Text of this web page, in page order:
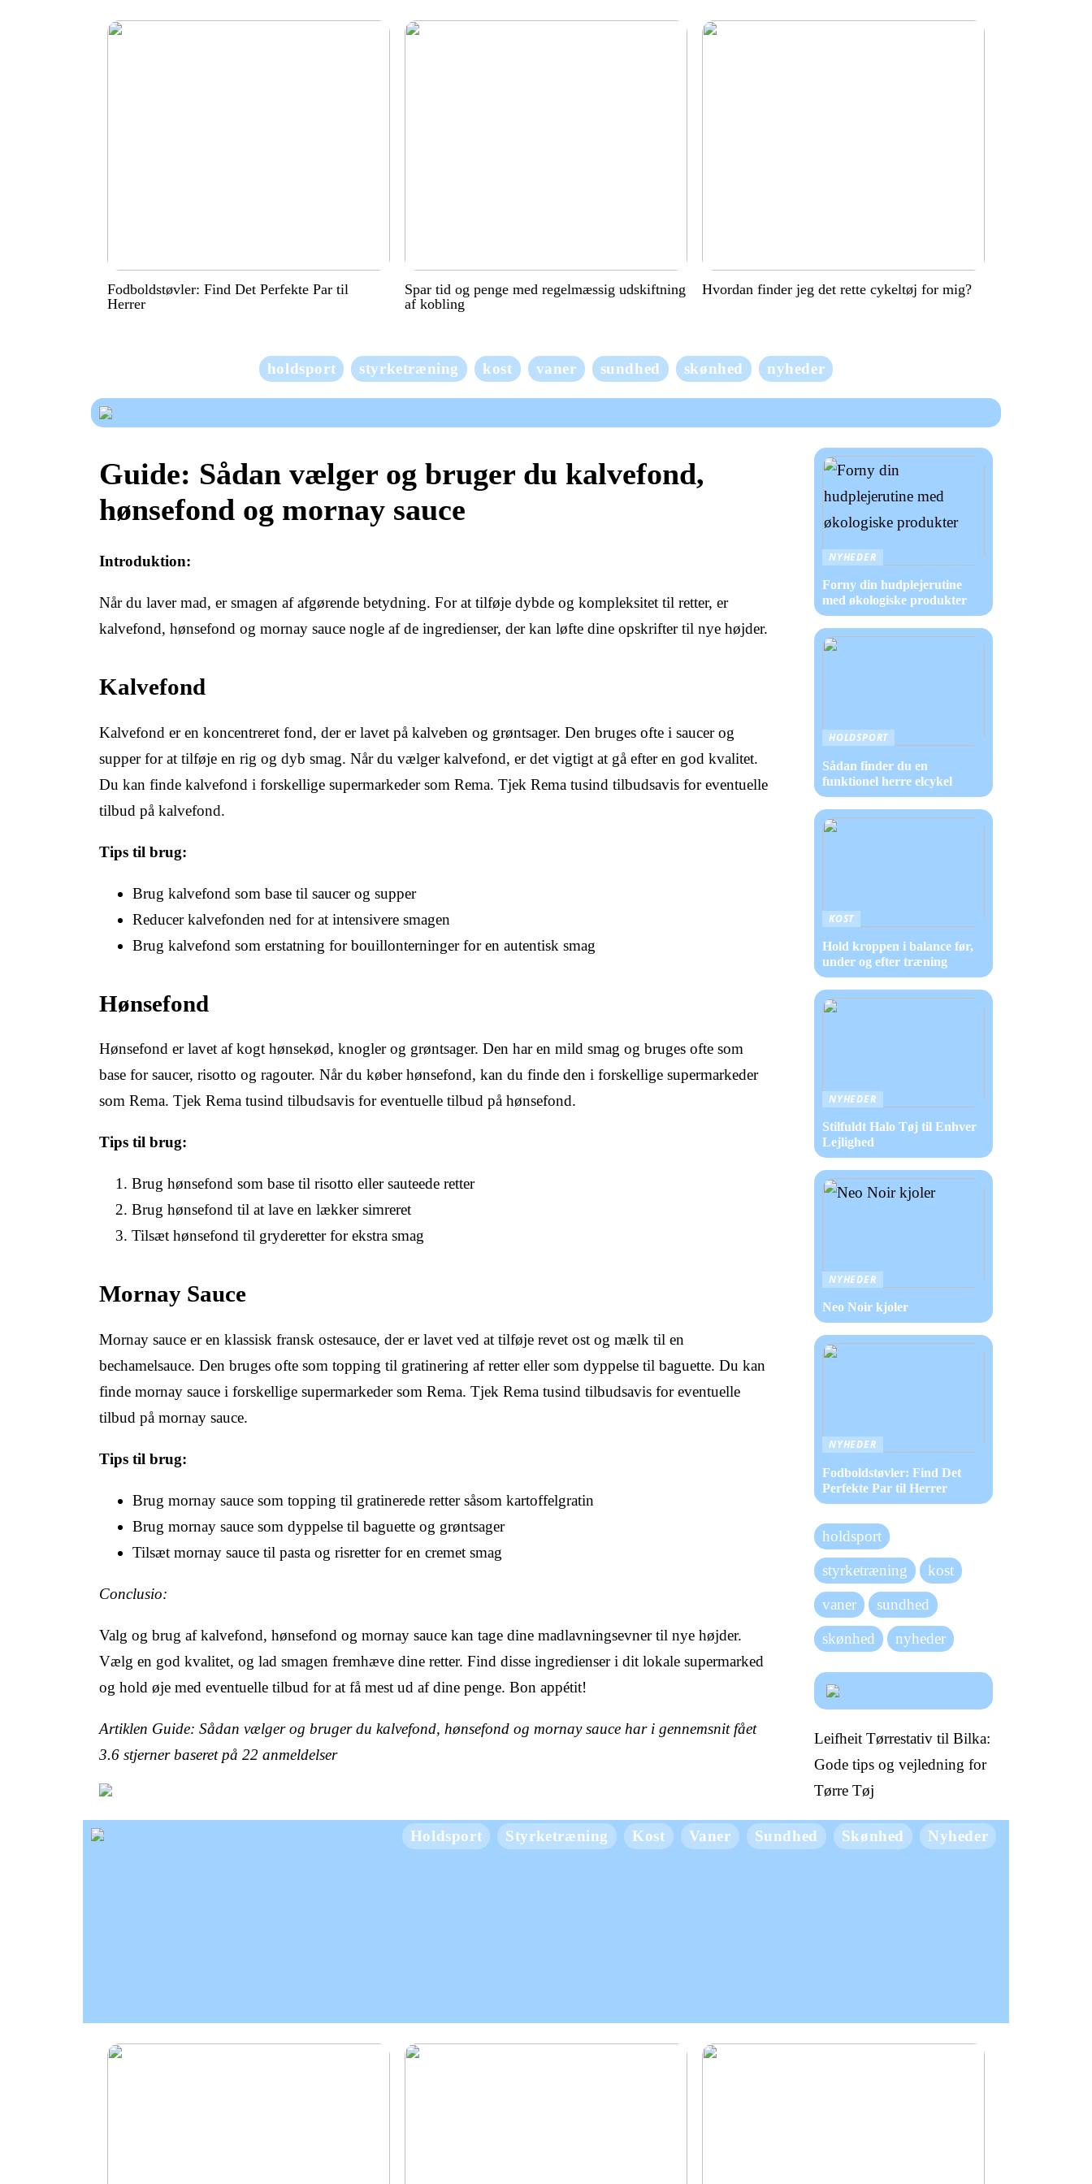
Fodboldstøvler: Find Det Perfekte Par til
Herrer
Spar tid og penge med regelmæssig udskiftning
af kobling
Hvordan finder jeg det rette cykeltøj for mig?
holdsport styrketræning kost vaner sundhed skønhed nyheder
Guide: Sådan vælger og bruger du kalvefond,
hønsefond og mornay sauce
Introduktion:
Når du laver mad, er smagen af afgørende betydning. For at tilføje dybde og kompleksitet til retter, er
kalvefond, hønsefond og mornay sauce nogle af de ingredienser, der kan løfte dine opskrifter til nye højder.
Kalvefond
Kalvefond er en koncentreret fond, der er lavet på kalveben og grøntsager. Den bruges ofte i saucer og
supper for at tilføje en rig og dyb smag. Når du vælger kalvefond, er det vigtigt at gå efter en god kvalitet.
Du kan finde kalvefond i forskellige supermarkeder som Rema. Tjek Rema tusind tilbudsavis for eventuelle
tilbud på kalvefond.
Tips til brug:
Brug kalvefond som base til saucer og supper
Reducer kalvefonden ned for at intensivere smagen
Brug kalvefond som erstatning for bouillonterninger for en autentisk smag
Hønsefond
Hønsefond er lavet af kogt hønsekød, knogler og grøntsager. Den har en mild smag og bruges ofte som
base for saucer, risotto og ragouter. Når du køber hønsefond, kan du finde den i forskellige supermarkeder
som Rema. Tjek Rema tusind tilbudsavis for eventuelle tilbud på hønsefond.
Tips til brug:
Brug hønsefond som base til risotto eller sauteede retter
Brug hønsefond til at lave en lækker simreret
Tilsæt hønsefond til gryderetter for ekstra smag
Mornay Sauce
Mornay sauce er en klassisk fransk ostesauce, der er lavet ved at tilføje revet ost og mælk til en
bechamelsauce. Den bruges ofte som topping til gratinering af retter eller som dyppelse til baguette. Du kan
finde mornay sauce i forskellige supermarkeder som Rema. Tjek Rema tusind tilbudsavis for eventuelle
tilbud på mornay sauce.
Tips til brug:
Brug mornay sauce som topping til gratinerede retter såsom kartoffelgratin
Brug mornay sauce som dyppelse til baguette og grøntsager
Tilsæt mornay sauce til pasta og risretter for en cremet smag
Conclusio:
Valg og brug af kalvefond, hønsefond og mornay sauce kan tage dine madlavningsevner til nye højder.
Vælg en god kvalitet, og lad smagen fremhæve dine retter. Find disse ingredienser i dit lokale supermarked
og hold øje med eventuelle tilbud for at få mest ud af dine penge. Bon appétit!
Artiklen Guide: Sådan vælger og bruger du kalvefond, hønsefond og mornay sauce har i gennemsnit fået
3.6 stjerner baseret på 22 anmeldelser
NYHEDER
Forny din hudplejerutine
med økologiske produkter
HOLDSPORT
Sådan finder du en
funktionel herre elcykel
KOST
Hold kroppen i balance før,
under og efter træning
NYHEDER
Stilfuldt Halo Tøj til Enhver
Lejlighed
NYHEDER
Neo Noir kjoler
NYHEDER
Fodboldstøvler: Find Det
Perfekte Par til Herrer
holdsport
styrketræning
kost
vaner
sundhed
skønhed
nyheder
Leifheit Tørrestativ til Bilka:
Gode tips og vejledning for
Tørre Tøj
Holdsport Styrketræning Kost Vaner Sundhed Skønhed Nyheder